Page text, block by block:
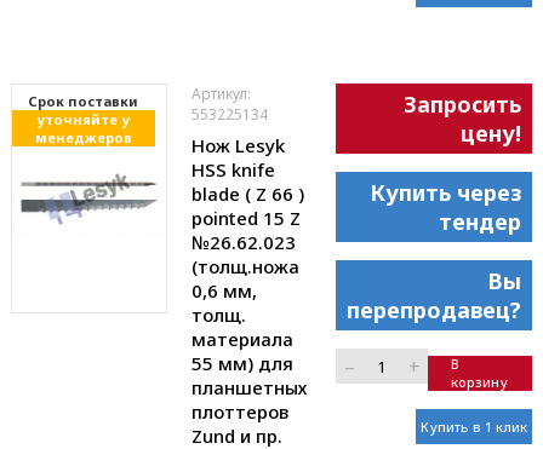
Cрок поставки
уточняйте у
менеджеров
Артикул:
553225134
Нож Lesyk
HSS knife
blade ( Z 66 )
pointed 15 Z
№26.62.023
(толщ.ножа
0,6 мм,
толщ.
материала
55 мм) для
планшетных
плоттеров
Zund и пр.
Запросить
цену!
Купить через
тендер
Вы
перепродавец?
– +
В
корзину
Купить в 1 клик